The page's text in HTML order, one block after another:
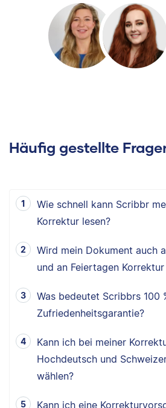
Häufig gestellte
Wie schnell kann Scribbr
Korrektur lesen?
Wird mein Dokument auch
und an Feiertagen
Was bedeutet Scribbrs 100
Zufriedenheitsgarantie?
Kann ich bei meiner
Hochdeutsch und
wählen?
Kann ich eine